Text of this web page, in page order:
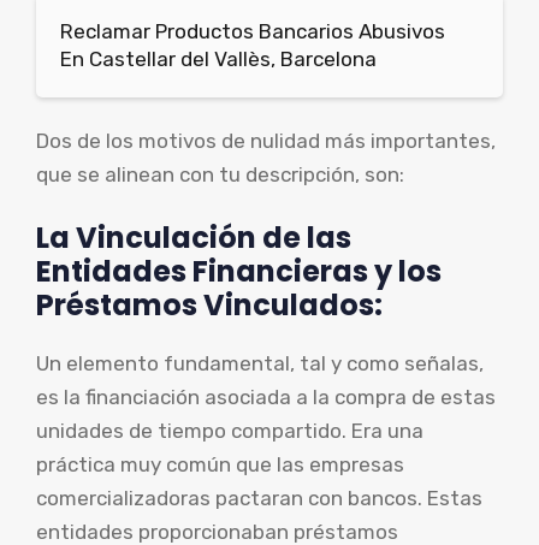
Reclamar Productos Bancarios Abusivos
En Castellar del Vallès, Barcelona
Dos de los motivos de nulidad más importantes,
que se alinean con tu descripción, son:
La Vinculación de las
Entidades Financieras y los
Préstamos Vinculados:
Un elemento fundamental, tal y como señalas,
es la financiación asociada a la compra de estas
unidades de tiempo compartido. Era una
práctica muy común que las empresas
comercializadoras pactaran con bancos. Estas
entidades proporcionaban préstamos